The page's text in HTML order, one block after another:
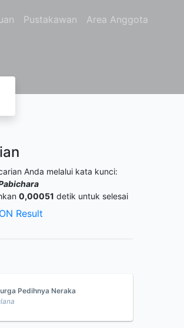
Pustakawan Area Anggota
Anda melalui kata kunci:
0,00051 detik untuk selesai
Result
Pedihnya Neraka